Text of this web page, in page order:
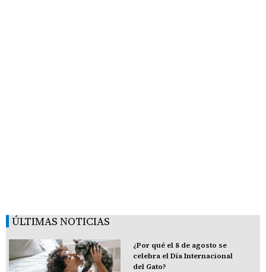
ÚLTIMAS NOTICIAS
¿Por qué el 8 de agosto se
celebra el Día Internacional
del Gato?